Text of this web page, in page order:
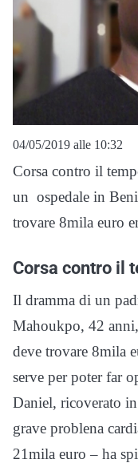
04/05/2019 alle 10:32
Corsa contro il
un ospedale in
trovare 8mila euro
Corsa contro il
Il dramma di un
Mahoukpo, 42
deve trovare 8mila
serve per poter far
Daniel, ricoverato
grave problena
21mila euro – ha